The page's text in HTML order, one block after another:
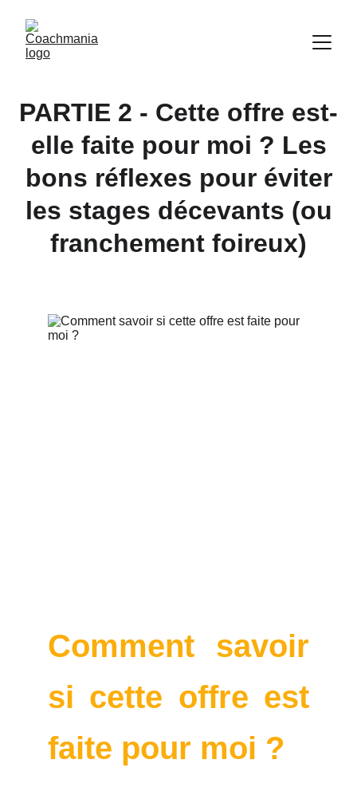
PARTIE 2 - Cette offre est-
elle faite pour moi ? Les
bons réflexes pour éviter
les stages décevants (ou
franchement foireux)
Comment savoir
si cette offre est
faite pour moi ?